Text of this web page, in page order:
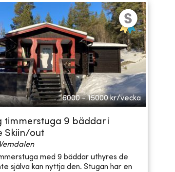
6000 - 15000 kr/vecka
timmerstuga 9 bäddar i
Skiin/out
med 9 bäddar uthyres de
själva kan nyttja den. Stugan har en